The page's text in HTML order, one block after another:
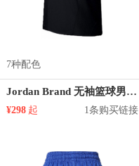
7种配色
Jordan Brand 无袖篮球男款背心 861503
¥298 起 1条购买链接